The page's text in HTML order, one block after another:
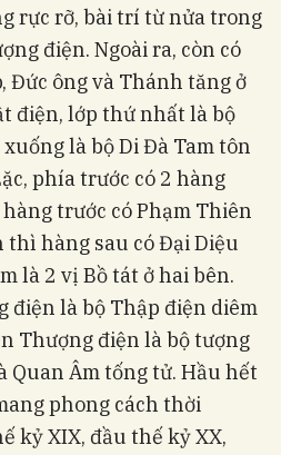
rực rỡ, bài trí từ nửa trong
điện. Ngoài ra, còn có
Đức ông và Thánh tăng ở
điện, lớp thứ nhất là bộ
là bộ Di Đà Tam tôn
phía trước có 2 hàng
trước có Phạm Thiên
thì hàng sau có Đại Diệu
là 2 vị Bồ tát ở hai bên.
điện là bộ Thập điện diêm
Thượng điện là bộ tượng
Quan Âm tống tử. Hầu hết
phong cách thời
kỷ XIX, đầu thế kỷ XX,